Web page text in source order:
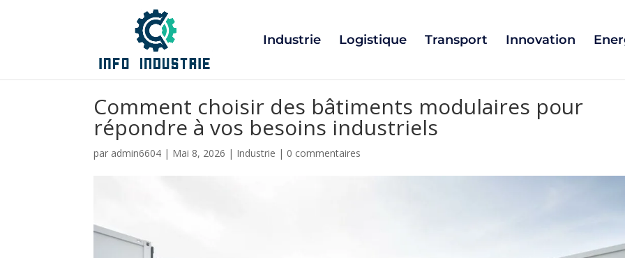
Industrie Logistique Transport Innovation
Comment choisir des bâtiments modulaires pour
répondre à vos besoins industriels
par admin6604 | Mai 8, 2026 | Industrie | 0 commentaires